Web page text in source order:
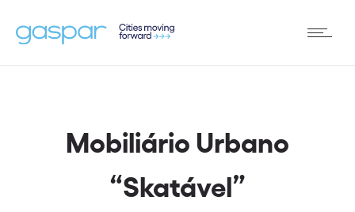
Mobiliário Urbano
“Skatável”